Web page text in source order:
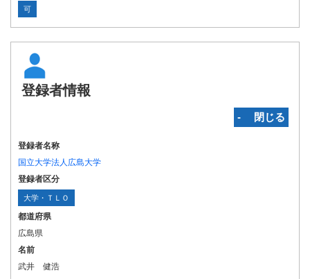
可
登録者情報
‐ 閉じる
登録者名称
国立大学法人広島大学
登録者区分
大学・ＴＬＯ
都道府県
広島県
名前
武井 健浩